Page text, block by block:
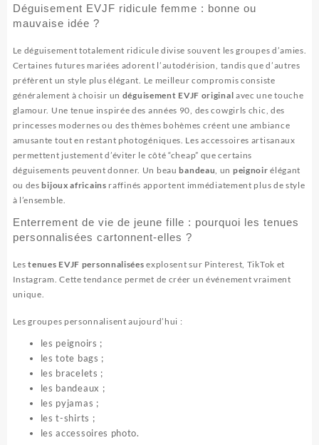
Déguisement EVJF ridicule femme : bonne ou
mauvaise idée ?
Le déguisement totalement ridicule divise souvent les groupes d’amies.
Certaines futures mariées adorent l’autodérision, tandis que d’autres
préfèrent un style plus élégant. Le meilleur compromis consiste
généralement à choisir un déguisement EVJF original avec une touche
glamour. Une tenue inspirée des années 90, des cowgirls chic, des
princesses modernes ou des thèmes bohèmes créent une ambiance
amusante tout en restant photogéniques. Les accessoires artisanaux
permettent justement d’éviter le côté “cheap” que certains
déguisements peuvent donner. Un beaubandeau , un peignoir élégant
ou desbijoux africains raffinés apportent immédiatement plus de style
à l’ensemble.
Enterrement de vie de jeune fille : pourquoi les tenues
personnalisées cartonnent-elles ?
Lestenues EVJF personnalisées explosent sur Pinterest, TikTok et
Instagram. Cette tendance permet de créer un événement vraiment
unique.
Les groupes personnalisent aujourd’hui :
les peignoirs ;
les tote bags ;
les bracelets ;
les bandeaux ;
les pyjamas ;
les t-shirts ;
les accessoires photo.